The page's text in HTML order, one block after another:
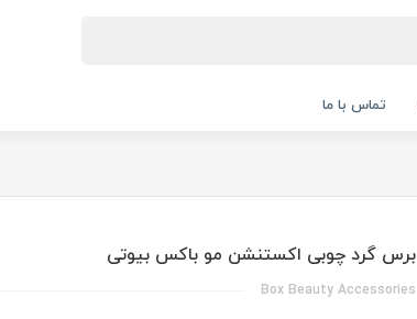
تماس با ما
برس گرد چوبی اکستنشن مو باکس بیوتی
Box Beauty Accessories